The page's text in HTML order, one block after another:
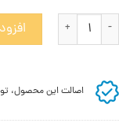
شلوار زنانه آرمانی
اصالت این محصول،